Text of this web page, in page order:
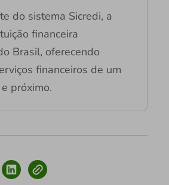
do sistema Sicredi, a
financeira
Brasil, oferecendo
financeiros de um
próximo.